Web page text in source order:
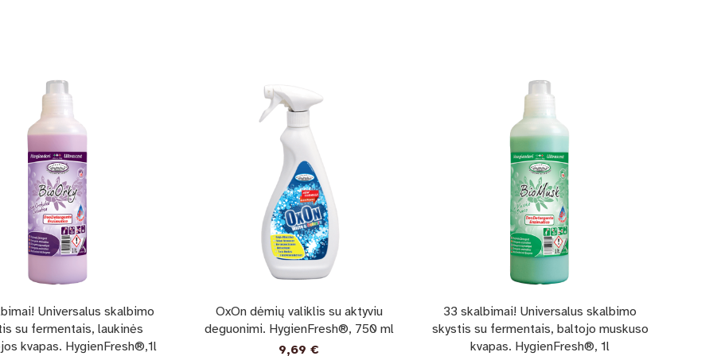
Universalus skalbimo
su fermentais, laukinės
kvapas. HygienFresh®,1l
OxOn dėmių valiklis su aktyviu
deguonimi. HygienFresh®, 750 ml
9,69 €
33 skalbimai! Universalus skalbimo
skystis su fermentais, baltojo muskuso
kvapas. HygienFresh®, 1l